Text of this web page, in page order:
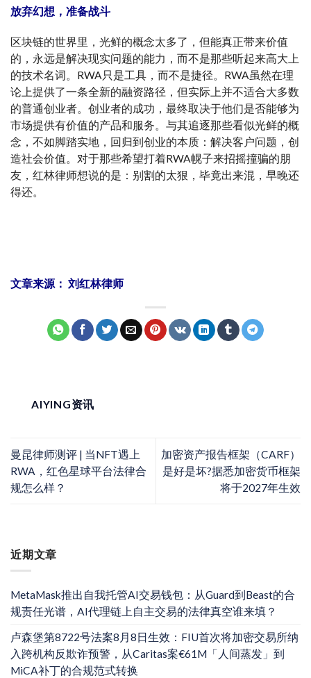
近期文章
MetaMask推出自我托管AI交易钱包：从Guard到Beast的合
规责任光谱，AI代理链上自主交易的法律真空谁来填？
卢森堡第8722号法案8月8日生效：FIU首次将加密交易所纳
入跨机构反欺诈预警，从Caritas案€61M「人间蒸发」到
MiCA补丁的合规范式转换
放弃幻想，准备战斗
区块链的世界里，光鲜的概念太多了，但能真正带来价值
的，永远是解决现实问题的能力，而不是那些听起来高大上
的技术名词。RWA只是工具，而不是捷径。RWA虽然在理
论上提供了一条全新的融资路径，但实际上并不适合大多数
的普通创业者。创业者的成功，最终取决于他们是否能够为
市场提供有价值的产品和服务。与其追逐那些看似光鲜的概
念，不如脚踏实地，回归到创业的本质：解决客户问题，创
造社会价值。对于那些希望打着RWA幌子来招摇撞骗的朋
友，红林律师想说的是：别割的太狠，毕竟出来混，早晚还
得还。
文章来源： 刘红林律师
AIYING资讯
曼昆律师测评 | 当NFT遇上
RWA，红色星球平台法律合
规怎么样？
加密资产报告框架（CARF）
是好是坏?据悉加密货币框架
将于2027年生效